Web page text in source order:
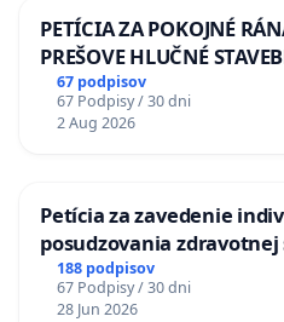
PETÍCIA ZA POKOJNÉ
PREŠOVE HLUČNÉ
LEN OD 9.00 DO 13.00
TÝŽDEŇ CIEĽ 8.00 – 18.00
KONTROLA STAVBY C-
67 podpisov
67 Podpisy / 30 dni
2 Aug 2026
Petícia za zavedenie
posudzovania zdravotnej
diabetom 1. a 2. typu pri
Policajného zboru SR
188 podpisov
67 Podpisy / 30 dni
28 Jun 2026